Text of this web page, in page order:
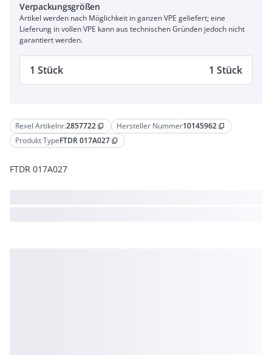
Rexel Artikelnr.2857722 content_copy Hersteller Nummer10145962 content_copy
Produkt TypeFTDR 017A027 content_copy
FTDR 017A027
Verpackungsgrößen
Artikel werden nach Möglichkeit in ganzen VPE geliefert; eine
Lieferung in vollen VPE kann aus technischen Gründen jedoch nicht
garantiert werden.
1 Stück 1 Stück